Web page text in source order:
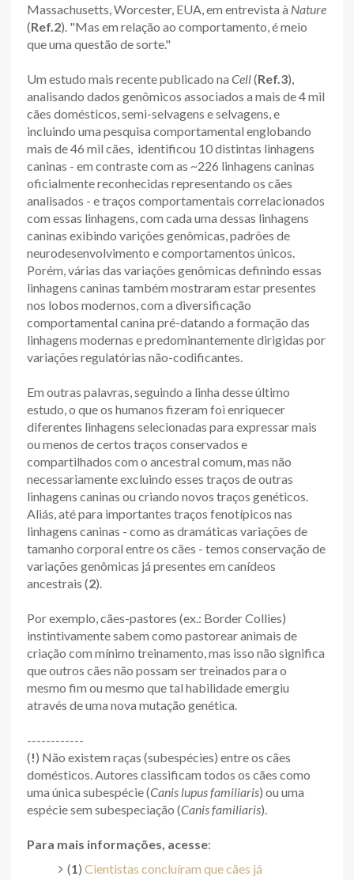
Massachusetts, Worcester, EUA, em entrevista à Nature
(Ref.2). "Mas em relação ao comportamento, é meio
que uma questão de sorte."
Um estudo mais recente publicado na Cell(Ref.3),
analisando dados genômicos associados a mais de 4 mil
cães domésticos, semi-selvagens e selvagens, e
incluindo uma pesquisa comportamental englobando
mais de 46 mil cães, identificou 10 distintas linhagens
caninas - em contraste com as ~226 linhagens caninas
oficialmente reconhecidas representando os cães
analisados - e traços comportamentais correlacionados
com essas linhagens, com cada uma dessas linhagens
caninas exibindo varições genômicas, padrões de
neurodesenvolvimento e comportamentos únicos.
Porém, várias das variações genômicas definindo essas
linhagens caninas também mostraram estar presentes
nos lobos modernos, com a diversificação
comportamental canina pré-datando a formação das
linhagens modernas e predominantemente dirigidas por
variações regulatórias não-codificantes.
Em outras palavras, seguindo a linha desse último
estudo, o que os humanos fizeram foi enriquecer
diferentes linhagens selecionadas para expressar mais
ou menos de certos traços conservados e
compartilhados com o ancestral comum, mas não
necessariamente excluindo esses traços de outras
linhagens caninas ou criando novos traços genéticos.
Aliás, até para importantes traços fenotípicos nas
linhagens caninas - como as dramáticas variações de
tamanho corporal entre os cães - temos conservação de
variações genômicas já presentes em canídeos
ancestrais (2).
Por exemplo, cães-pastores (ex.: Border Collies)
instintivamente sabem como pastorear animais de
criação com mínimo treinamento, mas isso não significa
que outros cães não possam ser treinados para o
mesmo fim ou mesmo que tal habilidade emergiu
através de uma nova mutação genética.
------------
(!) Não existem raças (subespécies) entre os cães
domésticos. Autores classificam todos os cães como
uma única subespécie (Canis lupus familiaris) ou uma
espécie sem subespeciação (Canis familiaris).
Para mais informações, acesse:
(1) Cientistas concluíram que cães já